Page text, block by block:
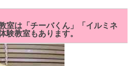
室は「チーバくん」「イルミネ
験教室もあります。